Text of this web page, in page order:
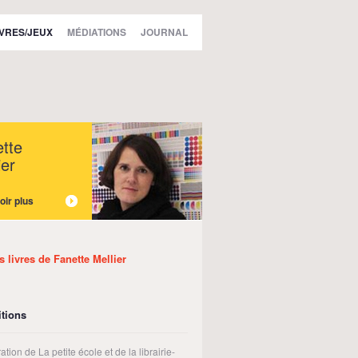
JEUX MÉDIATIONS JOURNAL
plus
livres de Fanette Mellier
de La petite école et de la librairie-